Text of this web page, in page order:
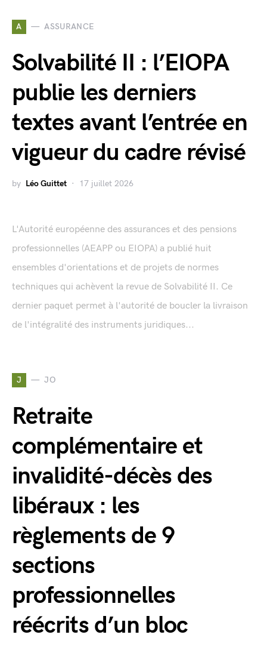
A ASSURANCE
Solvabilité II : l’EIOPA
publie les derniers
textes avant l’entrée en
vigueur du cadre révisé
by Léo Guittet 17 juillet 2026
L'Autorité européenne des assurances et des pensions
professionnelles (AEAPP ou EIOPA) a publié huit
ensembles d'orientations et de projets de normes
techniques qui achèvent la revue de Solvabilité II. Ce
dernier paquet permet à l'autorité de boucler la livraison
de l'intégralité des instruments juridiques...
J JO
Retraite
complémentaire et
invalidité-décès des
libéraux : les
règlements de 9
sections
professionnelles
réécrits d’un bloc